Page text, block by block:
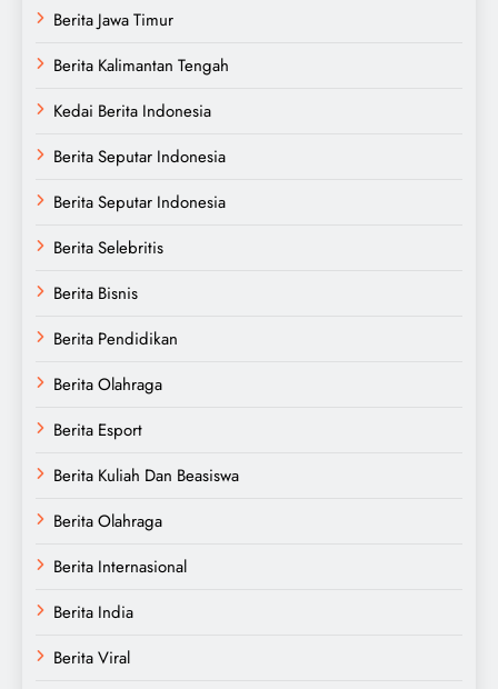
Berita Jawa Timur
Berita Kalimantan Tengah
Kedai Berita Indonesia
Berita Seputar Indonesia
Berita Seputar Indonesia
Berita Selebritis
Berita Bisnis
Berita Pendidikan
Berita Olahraga
Berita Esport
Berita Kuliah Dan Beasiswa
Berita Olahraga
Berita Internasional
Berita India
Berita Viral